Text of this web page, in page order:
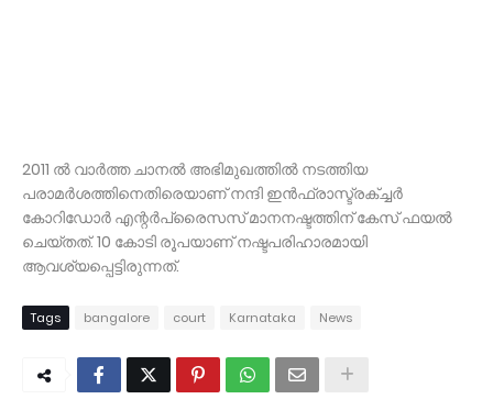
2011 ൽ വാർത്ത ചാനൽ അഭിമുഖത്തിൽ നടത്തിയ
പരാമർശത്തിനെതിരെയാണ് നന്ദി ഇൻഫ്രാസ്ട്രക്ച്ചർ
കോറിഡോർ എന്റർപ്രൈസസ് മാനനഷ്ടത്തിന് കേസ് ഫയൽ
ചെയ്തത്. 10 കോടി രൂപയാണ് നഷ്ടപരിഹാരമായി
ആവശ്യപ്പെട്ടിരുന്നത്.
Tags bangalore court Karnataka News